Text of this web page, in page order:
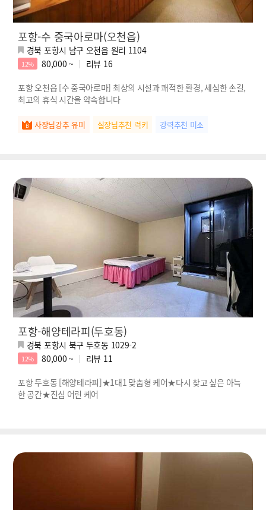
포항-수 중국아로마(오천읍)
경북 포항시 남구 오천읍 원리 1104
12% 80,000 ~ 리뷰 16
포항 오천읍 [수 중국아로마] 최상의 시설과 쾌적한 환경, 세심한 손길,
최고의 휴식 시간을 약속합니다
사장님강추 유미 실장님추천 럭키 강력추천 미소
포항-해양테라피(두호동)
경북 포항시 북구 두호동 1029-2
12% 80,000 ~ 리뷰 11
포항 두호동 [해양테라피]★1대1 맞춤형 케어★다시 찾고 싶은 아늑
한 공간★진심 어린 케어